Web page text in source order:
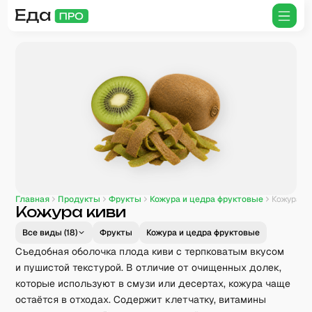
Главная Продукты Фрукты Кожура и цедра фруктовые
Кожура киви
Все виды (18) Фрукты Кожура и цедра фруктовые
Съедобная оболочка плода киви с терпковатым вкусом
и пушистой текстурой. В отличие от очищенных долек,
которые используют в смузи или десертах, кожура чаще
остаётся в отходах. Содержит клетчатку, витамины